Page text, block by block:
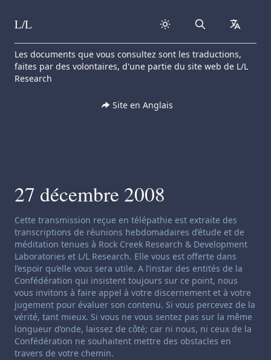
Skip to content
L/L Search
Les documents que vous consultez sont les traductions,
faites par des volontaires, d'une partie du site web de L/L
Research
Site en Anglais
27 décembre 2008
Clause de non-responsabilité concernant le channeling:
Cette transmission reçue en télépathie est extraite des
transcriptions de réunions hebdomadaires d’étude et de
méditation tenues à Rock Creek Research & Development
Laboratories et L/L Research. Elle vous est offerte dans
l’espoir qu’elle vous sera utile. A l’instar des entités de la
Confédération qui insistent toujours sur ce point, nous
vous invitons à faire appel à votre discernement et à votre
jugement pour évaluer son contenu. Si vous percevez de la
vérité, tant mieux. Si vous ne vous sentez pas sur la même
longueur d’onde, laissez de côté; car ni nous, ni ceux de la
Confédération ne souhaitent mettre des obstacles en
travers de votre chemin.